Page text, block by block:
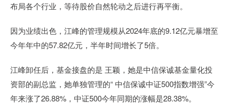
布局各个行业，等待股价自然轮动之后进行再平衡。
因为业绩出色，江峰的管理规模从2024年底的9.12亿元暴增至
今年年中的57.82亿元，半年时间增长了5倍。
江峰卸任后，基金接盘的是 王颖，她是中信保诚基金量化投
资部的副总监，她单独管理的“ 中信保诚中证500指数增强”今
年来涨了26.88%，中证500今年同期的涨幅是28.38%。